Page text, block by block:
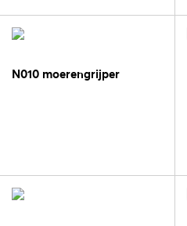
N010 moerengrijper